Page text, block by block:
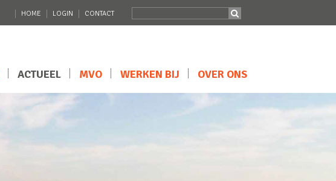
HOME LOGIN CONTACT
ACTUEEL MVO WERKEN BIJ OVER ONS